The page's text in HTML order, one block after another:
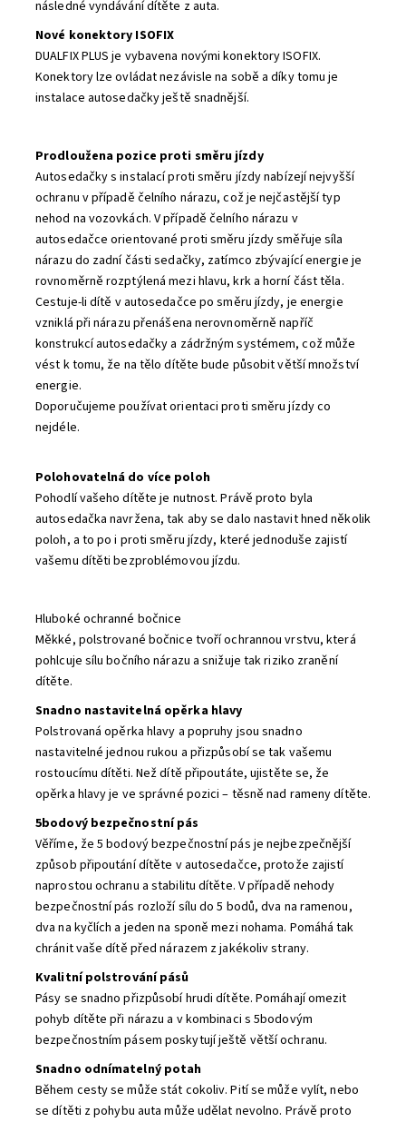
následné vyndávání dítěte z auta.
Nové konektory ISOFIX
DUALFIX PLUS je vybavena novými konektory ISOFIX.
Konektory lze ovládat nezávisle na sobě a díky tomu je
instalace autosedačky ještě snadnější.
Prodloužena pozice proti směru jízdy
Autosedačky s instalací proti směru jízdy nabízejí nejvyšší
ochranu v případě čelního nárazu, což je nejčastější typ
nehod na vozovkách. V případě čelního nárazu v
autosedačce orientované proti směru jízdy směřuje síla
nárazu do zadní části sedačky, zatímco zbývající energie je
rovnoměrně rozptýlená mezi hlavu, krk a horní část těla.
Cestuje-li dítě v autosedačce po směru jízdy, je energie
vzniklá při nárazu přenášena nerovnoměrně napříč
konstrukcí autosedačky a zádržným systémem, což může
vést k tomu, že na tělo dítěte bude působit větší množství
energie.
Doporučujeme používat orientaci proti směru jízdy co
nejdéle.
Polohovatelná do více poloh
Pohodlí vašeho dítěte je nutnost. Právě proto byla
autosedačka navržena, tak aby se dalo nastavit hned několik
poloh, a to po i proti směru jízdy, které jednoduše zajistí
vašemu dítěti bezproblémovou jízdu.
Hluboké ochranné bočnice
Měkké, polstrované bočnice tvoří ochrannou vrstvu, která
pohlcuje sílu bočního nárazu a snižuje tak riziko zranění
dítěte.
Snadno nastavitelná opěrka hlavy
Polstrovaná opěrka hlavy a popruhy jsou snadno
nastavitelné jednou rukou a přizpůsobí se tak vašemu
rostoucímu dítěti. Než dítě připoutáte, ujistěte se, že
opěrka hlavy je ve správné pozici – těsně nad rameny dítěte.
5bodový bezpečnostní pás
Věříme, že 5 bodový bezpečnostní pás je nejbezpečnější
způsob připoutání dítěte v autosedačce, protože zajistí
naprostou ochranu a stabilitu dítěte. V případě nehody
bezpečnostní pás rozloží sílu do 5 bodů, dva na ramenou,
dva na kyčlích a jeden na sponě mezi nohama. Pomáhá tak
chránit vaše dítě před nárazem z jakékoliv strany.
Kvalitní polstrování pásů
Pásy se snadno přizpůsobí hrudi dítěte. Pomáhají omezit
pohyb dítěte při nárazu a v kombinaci s 5bodovým
bezpečnostním pásem poskytují ještě větší ochranu.
Snadno odnímatelný potah
Během cesty se může stát cokoliv. Pití se může vylít, nebo
se dítěti z pohybu auta může udělat nevolno. Právě proto